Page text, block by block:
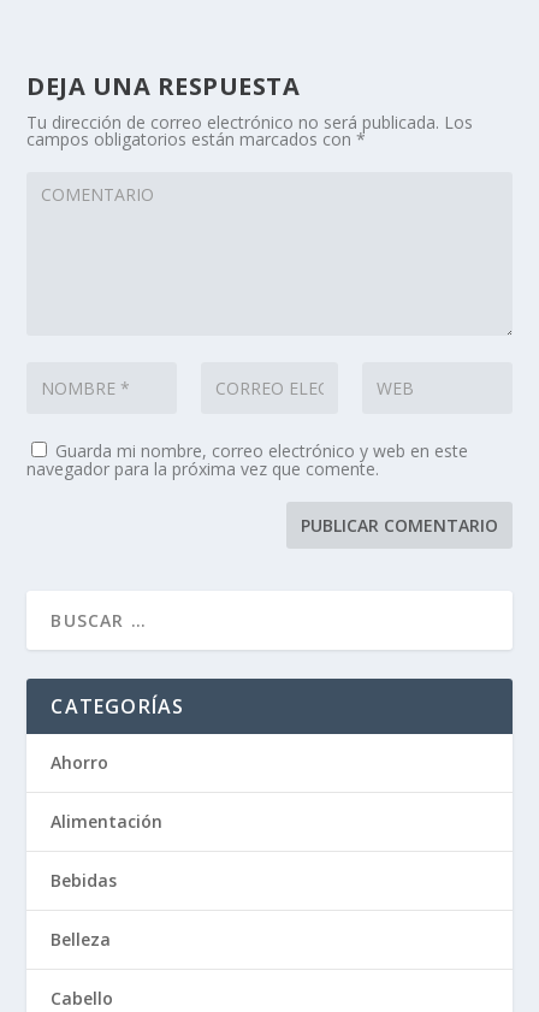
DEJA UNA RESPUESTA
Tu dirección de correo electrónico no será publicada. Los
campos obligatorios están marcados con*
Guarda mi nombre, correo electrónico y web en este
navegador para la próxima vez que comente.
CATEGORÍAS
Ahorro
Alimentación
Bebidas
Belleza
Cabello